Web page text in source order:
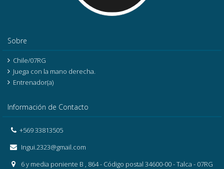
Sobre
Chile/07RG
Juega con la mano derecha.
Entrenador(a)
Información de Contacto
+569 33813505
Ingui.2323@gmail.com
6 y media poniente B , 864 - Código postal 34600-00 - Talca - 07RG